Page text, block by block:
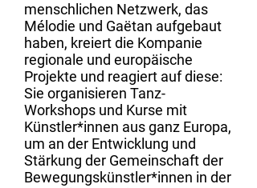
menschlichen Netzwerk, das
Mélodie und Gaëtan aufgebaut
haben, kreiert die Kompanie
regionale und europäische
Projekte und reagiert auf diese:
Sie organisieren Tanz-
Workshops und Kurse mit
Künstler*innen aus ganz Europa,
um an der Entwicklung und
Stärkung der Gemeinschaft der
Bewegungskünstler*innen in der